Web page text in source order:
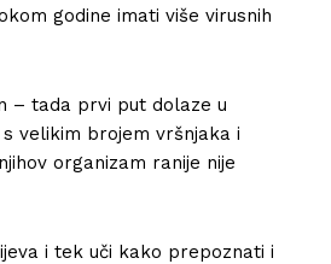
godine imati više virusnih
– tada prvi put dolaze u
velikim brojem vršnjaka i
organizam ranije nije
i tek uči kako prepoznati i